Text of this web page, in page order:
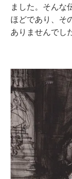
ました。そんな
ほどであり、そ
ありませんでし